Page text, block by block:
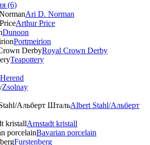
(6)
Ari D. Norman
Arthur Price
Dunoon
Portmeirion
Royal Crown Derby
Teapottery
Herend
Zsolnay
Albert Stahl/Альбеpт
Arnstadt kristall
Bavarian porcelain
Furstenberg